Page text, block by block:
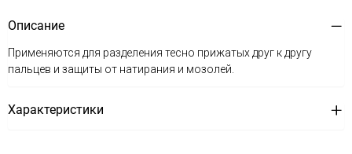
Описание
Применяются для разделения тесно прижатых друг к другу
пальцев и защиты от натирания и мозолей.
Характеристики